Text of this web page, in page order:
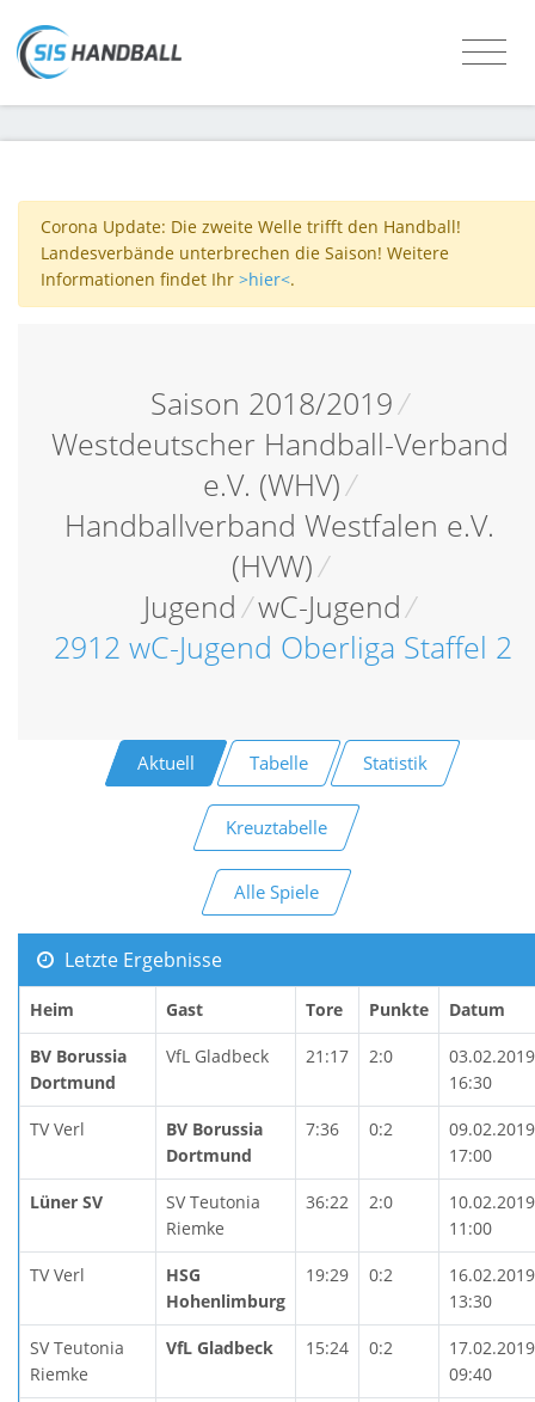
Corona Update: Die zweite Welle trifft den Handball!
Landesverbände unterbrechen die Saison! Weitere
Informationen findet Ihr >hier<.
Saison 2018/2019/
Westdeutscher Handball-Verband
e.V. (WHV)/
Handballverband Westfalen e.V.
(HVW)/
Jugend/wC-Jugend/
2912 wC-Jugend Oberliga Staffel 2
Aktuell Tabelle Statistik
Kreuztabelle
Alle Spiele
Letzte Ergebnisse
Heim Gast Tore Punkte Datum
BV Borussia
Dortmund
VfL Gladbeck 21:17 2:0
03.02.2019
16:30
TV Verl
BV Borussia
Dortmund
7:36 0:2
09.02.2019
17:00
Lüner SV
SV Teutonia
Riemke
36:22 2:0
10.02.2019
11:00
TV Verl
HSG
Hohenlimburg
19:29 0:2
16.02.2019
13:30
SV Teutonia
Riemke
VfL Gladbeck 15:24 0:2
17.02.2019
09:40